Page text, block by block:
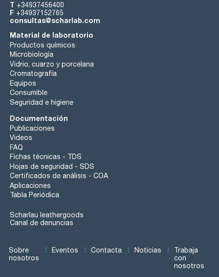
T +34937456400
F +34937152765
consultas@scharlab.com
Material de laboratorio
Productos químicos
Microbiología
Vidrio, cuarzo y porcelana
Cromatografía
Equipos
Consumible
Seguridad e higiene
Documentación
Publicaciones
Videos
FAQ
Fichas técnicas - TDS
Hojas de seguridad - SDS
Certificados de análisis - COA
Aplicaciones
Tabla Periódica
Scharlau leathergoods
Canal de denuncias
Sobre
nosotros
Eventos Contacta Noticias
Trabaja
con
nosotros